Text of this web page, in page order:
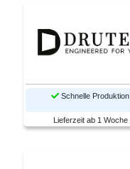
Schnelle Produktion
Lieferzeit ab 1 Woche